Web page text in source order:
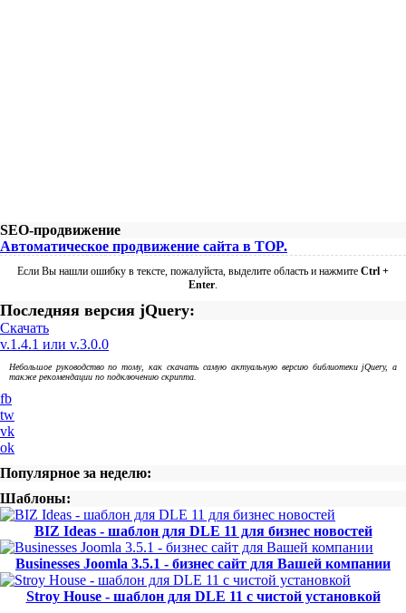
SEO-продвижение
Автоматическое продвижение сайта в TOP.
Если Вы нашли ошибку в тексте, пожалуйста, выделите область и нажмите Ctrl +
Enter.
Последняя версия jQuery:
Скачать
v.1.4.1 или v.3.0.0
Небольшое руководство по тому, как скачать самую актуальную версию библиотеки jQuery, а
также рекомендации по подключению скрипта.
fb
tw
vk
ok
Популярное за неделю:
Шаблоны:
BIZ Ideas - шаблон для DLE 11 для бизнес новостей
Businesses Joomla 3.5.1 - бизнес сайт для Вашей компании
Stroy House - шаблон для DLE 11 с чистой установкой